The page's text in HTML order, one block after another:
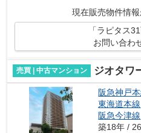
現在販売物件情報
「ラピタス
お問い合わ
売買 | 中古マンション ジオタワ
阪急神戸
東海道本線
阪急今津線
築18年 /